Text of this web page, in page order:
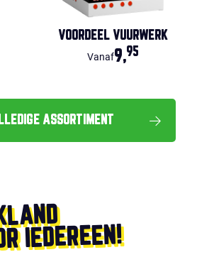
VOORDEEL VUURWERK
Vanaf9,95
ASSORTIMENT
IEDEREEN!